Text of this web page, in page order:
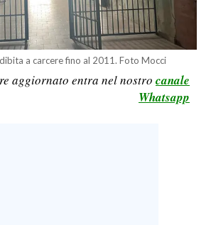
a carcere fino al 2011. Foto Mocci
aggiornato entra nel nostro canale
Whatsapp